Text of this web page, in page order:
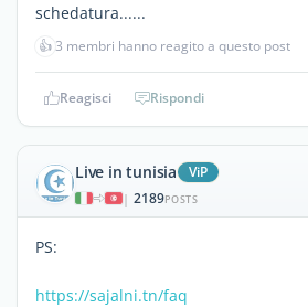
schedatura......
👍3 membri hanno reagito a questo post
Reagisci Rispondi
Live in tunisia ViP
| 2189POSTS
PS:
https://sajalni.tn/faq